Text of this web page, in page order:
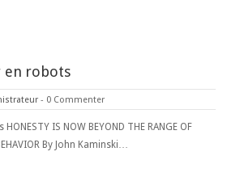
en robots
- 0 Commenter
IS NOW BEYOND THE RANGE OF
By John Kaminski…